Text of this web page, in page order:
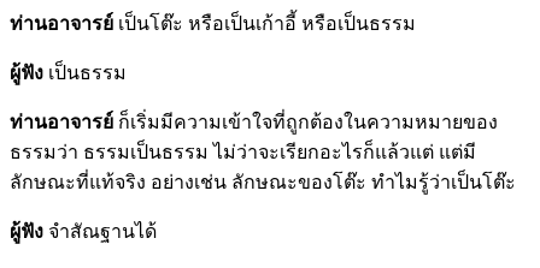
ท่านอาจารย์ เป็นโต๊ะ หรือเป็นเก้าอี้ หรือเป็นธรรม
ผู้ฟัง เป็นธรรม
ท่านอาจารย์ ก็เริ่มมีความเข้าใจที่ถูกต้องในความหมายของ
ธรรมว่า ธรรมเป็นธรรม ไม่ว่าจะเรียกอะไรก็แล้วแต่ แต่มี
ลักษณะที่แท้จริง อย่างเช่น ลักษณะของโต๊ะ ทำไมรู้ว่าเป็นโต๊ะ
ผู้ฟัง จำสัณฐานได้